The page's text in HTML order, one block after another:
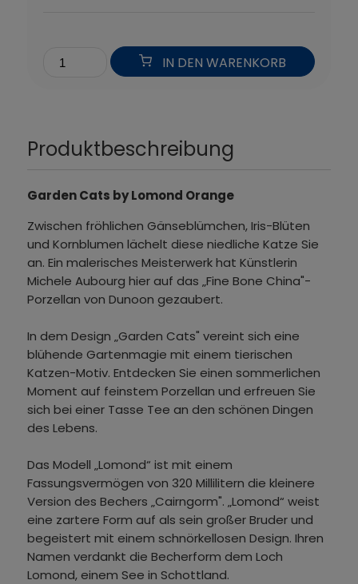
IN DEN WARENKORB
Produktbeschreibung
Garden Cats by Lomond Orange
Zwischen fröhlichen Gänseblümchen, Iris-Blüten
und Kornblumen lächelt diese niedliche Katze Sie
an. Ein malerisches Meisterwerk hat Künstlerin
Michele Aubourg hier auf das „Fine Bone China"-
Porzellan von Dunoon gezaubert.
In dem Design „Garden Cats" vereint sich eine
blühende Gartenmagie mit einem tierischen
Katzen-Motiv. Entdecken Sie einen sommerlichen
Moment auf feinstem Porzellan und erfreuen Sie
sich bei einer Tasse Tee an den schönen Dingen
des Lebens.
Das Modell „Lomond“ ist mit einem
Fassungsvermögen von 320 Millilitern die kleinere
Version des Bechers „Cairngorm". „Lomond“ weist
eine zartere Form auf als sein großer Bruder und
begeistert mit einem schnörkellosen Design. Ihren
Namen verdankt die Becherform dem Loch
Lomond, einem See in Schottland.